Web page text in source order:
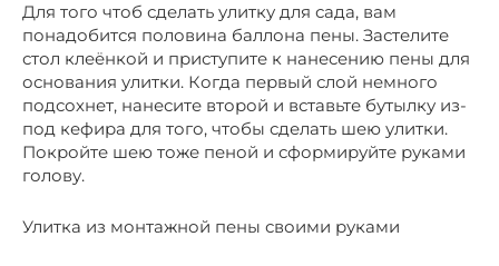
Для того чтоб сделать улитку для сада, вам
понадобится половина баллона пены. Застелите
стол клеёнкой и приступите к нанесению пены для
основания улитки. Когда первый слой немного
подсохнет, нанесите второй и вставьте бутылку из-
под кефира для того, чтобы сделать шею улитки.
Покройте шею тоже пеной и сформируйте руками
голову.
Улитка из монтажной пены своими руками